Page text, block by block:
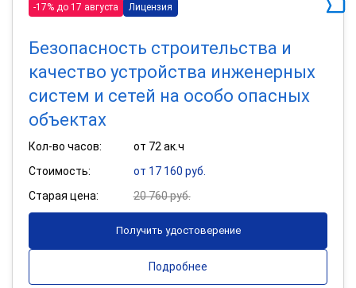
-17% до 17 августа Лицензия
Безопасность строительства и
качество устройства инженерных
систем и сетей на особо опасных
объектах
Кол-во часов:
от 72 ак.ч
Стоимость:
от 17 160 руб.
Старая цена:
20 760 руб.
Получить удостоверение
Подробнее